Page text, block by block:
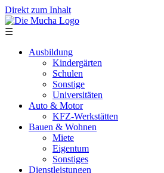
Direkt zum Inhalt
☰
Ausbildung
Kindergärten
Schulen
Sonstige
Universitäten
Auto & Motor
KFZ-Werkstätten
Bauen & Wohnen
Miete
Eigentum
Sonstiges
Dienstleistungen